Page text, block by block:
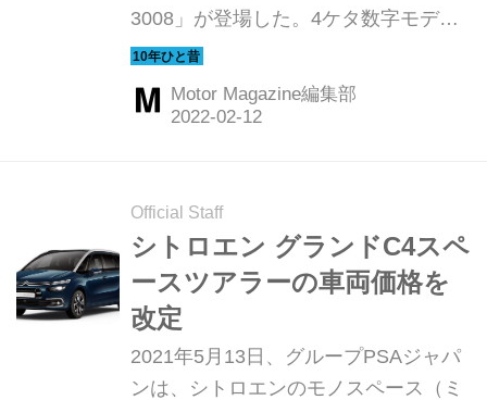
3008」が登場した。4ケタ数字モデル
はプジョーの新たな方向性を示すとい
れたが、たしかに従来のプジョーデザ
インとは一線を画しSUVのテイストが
国際試乗会の模様を振り返ってみよ
う。（以下の試乗記は、Motor
Magazine 2009年9月号より）
Motor Magazine編集部
Official Staff
シトロエン グランドC4スペ
ースツアラーの車両価格を
改定
2021年5月13日、グループPSAジャパ
ンは、シトロエンのモノスペース（ミ